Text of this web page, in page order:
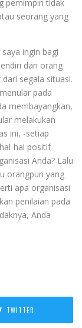
pemimpin tidak
seorang yang
ingin bagi
dan orang
segala situasi.
pada
membayangkan,
melakukan
ini, -setiap
hal positif-
Anda? Lalu
orangpun yang
apa organisasi
penilaian pada
Anda
TWITTER